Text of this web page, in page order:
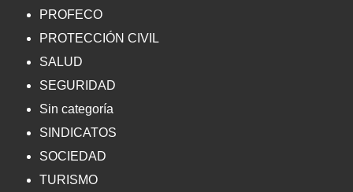
PROFECO
PROTECCIÓN CIVIL
SALUD
SEGURIDAD
Sin categoría
SINDICATOS
SOCIEDAD
TURISMO